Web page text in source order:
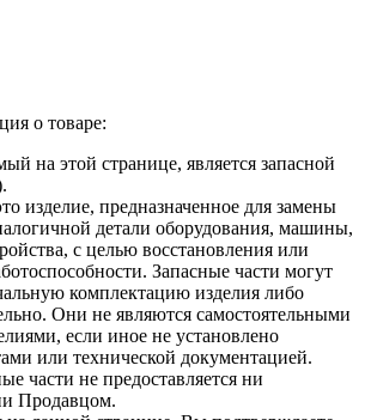
о товаре:
на этой странице, является запасной
изделие, предназначенное для замены
детали оборудования, машины,
с целью восстановления или
Запасные части могут
комплектацию изделия либо
Они не являются самостоятельными
если иное не установлено
или технической документацией.
части не предоставляется ни
Продавцом.